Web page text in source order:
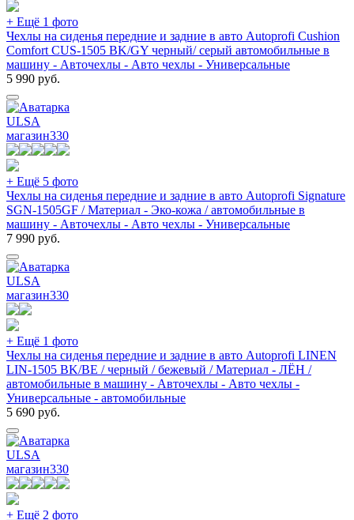
+ Ещё 1 фото
Чехлы на сиденья передние и задние в авто Autoprofi Cushion
Comfort CUS-1505 BK/GY черный/ серый автомобильные в
машину - Авточехлы - Авто чехлы - Универсальные
5 990 руб.
ULSA
магазин330
+ Ещё 5 фото
Чехлы на сиденья передние и задние в авто Autoprofi Signature
SGN-1505GF / Материал - Эко-кожа / автомобильные в
машину - Авточехлы - Авто чехлы - Универсальные
7 990 руб.
ULSA
магазин330
+ Ещё 1 фото
Чехлы на сиденья передние и задние в авто Autoprofi LINEN
LIN-1505 BK/BE / черный / бежевый / Материал - ЛЁН /
автомобильные в машину - Авточехлы - Авто чехлы -
Универсальные - автомобильные
5 690 руб.
ULSA
магазин330
+ Ещё 2 фото